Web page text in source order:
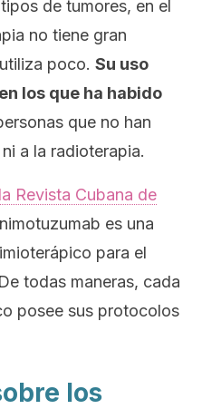
de tumores, en el
no tiene gran
poco. Su uso
los que ha habido
que no han
a la radioterapia.
Revista Cubana de
es una
para el
todas maneras, cada
posee sus protocolos
los